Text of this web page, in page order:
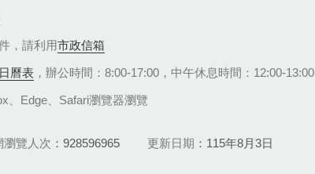
，請利用市政信箱
曆表 ，辦公時間：8:00-17:00，中午休息時間：12:00-13:00
、Edge、Safari瀏覽器瀏覽
瀏覽人次 928596965 更新日期 115年8月3日